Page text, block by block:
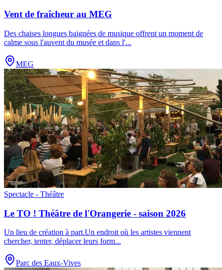
Vent de fraîcheur au MEG
Des chaises longues baignées de musique offrent un moment de
calme sous l'auvent du musée et dans l'...
MEG
Spectacle - Théâtre
Le TO ! Théâtre de l'Orangerie - saison 2026
Un lieu de création à part.Un endroit où les artistes viennent
chercher, tenter, déplacer leurs form...
Parc des Eaux-Vives